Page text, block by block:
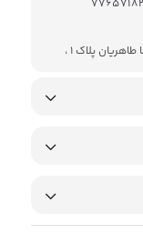
پلاک 1 ،